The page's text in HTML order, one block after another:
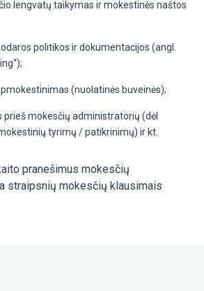
lengvatų taikymas ir mokestinės naštos
politikos ir dokumentacijos (angl.
(nuolatinės buveinės);
mokesčių administratorių (dėl
tyrimų / patikrinimų) ir kt.
pranešimus mokesčių
straipsnių mokesčių klausimais